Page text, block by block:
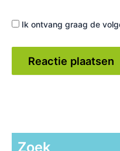
Ik ontvang graag de
Zoek